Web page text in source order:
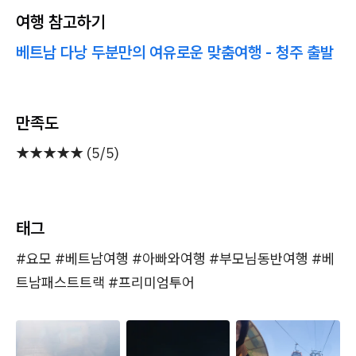
여행 참고하기
베트남 다낭 두분만의 여유로운 맞춤여행 - 청주 출발
만족도
★★★★★ (5/5)
태그
#요모 #베트남여행 #아빠와여행 #부모님동반여행 #베
트남패스트트랙 #프리미엄투어